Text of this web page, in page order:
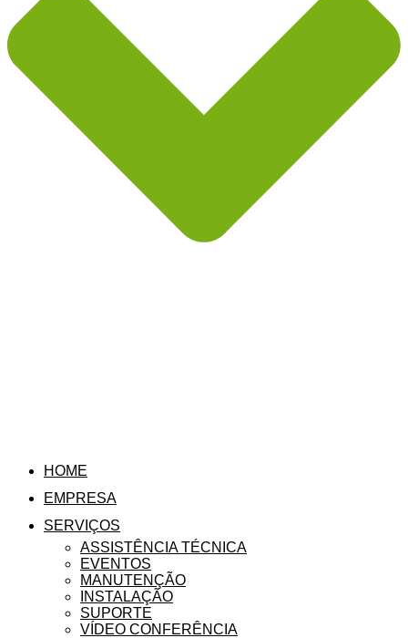
HOME
EMPRESA
SERVIÇOS
ASSISTÊNCIA TÉCNICA
EVENTOS
MANUTENÇÃO
INSTALAÇÃO
SUPORTE
VÍDEO CONFERÊNCIA